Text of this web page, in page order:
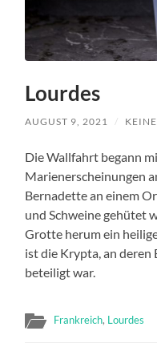
Lourdes
AUGUST 9, 2021 /
Die Wallfahrt begann
Marienerscheinungen
Bernadette an einem
und Schweine gehütet
Grotte herum ein
ist die Krypta, an deren
beteiligt war.
Frankreich, Lourdes